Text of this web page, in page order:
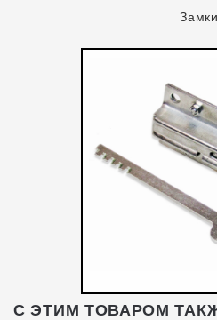
Замки
С ЭТИМ ТОВАРОМ